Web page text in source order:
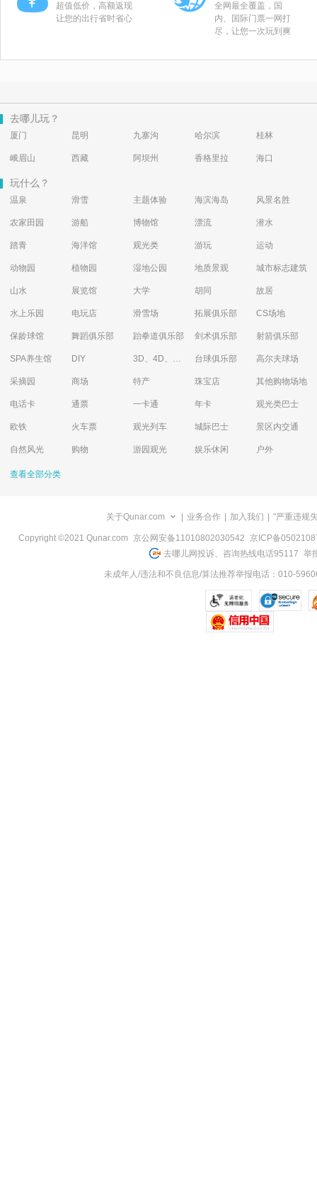
超值低价，高额返现
让您的出行省时省心
全网最全覆盖，国
内、国际门票一网打
尽，让您一次玩到爽
去哪儿玩？
厦门 昆明 九寨沟 哈尔滨 桂林
峨眉山 西藏 阿坝州 香格里拉 海口
玩什么？
温泉 滑雪 主题体验 海滨海岛 风景名胜
农家田园 游船 博物馆 漂流 潜水
踏青 海洋馆 观光类 游玩 运动
动物园 植物园 湿地公园 地质景观 城市标志建筑
山水 展览馆 大学 胡同 故居
水上乐园 电玩店 滑雪场 拓展俱乐部 CS场地
保龄球馆 舞蹈俱乐部 跆拳道俱乐部 剑术俱乐部 射箭俱乐部
SPA养生馆 DIY 3D、4D、5D艺术体验馆 台球俱乐部 高尔夫球场
采摘园 商场 特产 珠宝店 其他购物场地
电话卡 通票 一卡通 年卡 观光类巴士
欧铁 火车票 观光列车 城际巴士 景区内交通
自然风光 购物 游园观光 娱乐休闲 户外
查看全部分类
关于Qunar.com 业务合作 加入我们 "严重违规
Copyright ©2021 Qunar.com 京公网安备11010802030542 京ICP备
去哪儿网投诉、咨询热线电话95117 举
未成年人/违法和不良信息/算法推荐举报电话：010-